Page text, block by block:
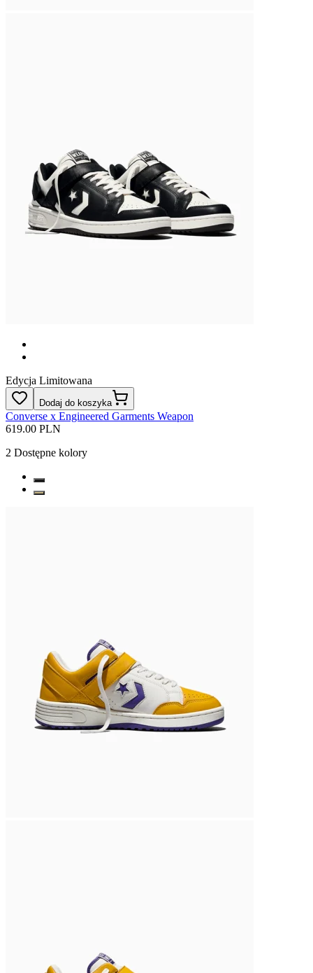
Edycja Limitowana
Dodaj do koszyka
Converse x Engineered Garments Weapon
619.00 PLN
2 Dostępne kolory